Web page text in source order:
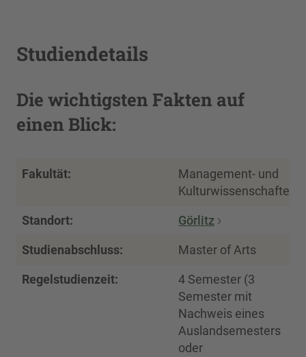
Studiendetails
Die wichtigsten Fakten auf
einen Blick:
Fakultät:
Management- und
Kulturwissenschaften
Standort: Görlitz
Studienabschluss: Master of Arts
Regelstudienzeit:
4 Semester (3
Semester mit
Nachweis eines
Auslandsemesters
oder